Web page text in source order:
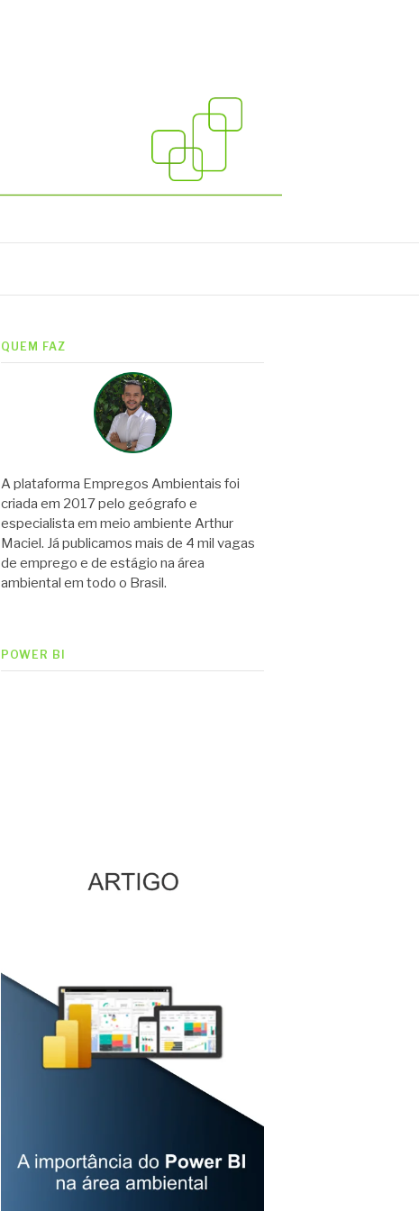
QUEM FAZ
A plataforma Empregos Ambientais foi
criada em 2017 pelo geógrafo e
especialista em meio ambiente Arthur
Maciel. Já publicamos mais de 4 mil vagas
de emprego e de estágio na área
ambiental em todo o Brasil.
POWER BI